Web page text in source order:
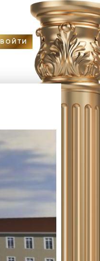
ВОЙТИ